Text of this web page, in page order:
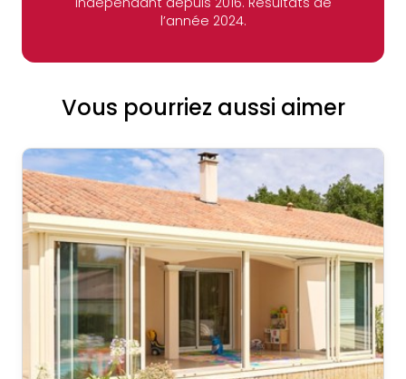
l’année 2024.
Vous pourriez aussi aimer